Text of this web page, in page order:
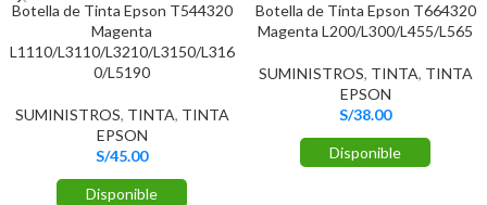
Botella de Tinta Epson T544320
Magenta
L1110/L3110/L3210/L3150/L316
0/L5190
SUMINISTROS, TINTA, TINTA
EPSON
S/45.00
Disponible
Botella de Tinta Epson T664320
Magenta L200/L300/L455/L565
SUMINISTROS, TINTA, TINTA
EPSON
S/38.00
Disponible